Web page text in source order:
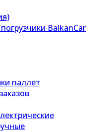
BalkanCar
паллет